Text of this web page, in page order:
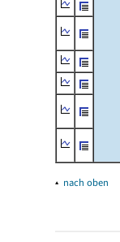
▴ nach oben